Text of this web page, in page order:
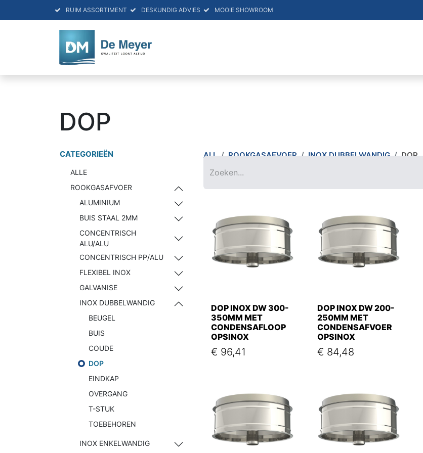
RUIM ASSORTIMENT DESKUNDIG ADVIES MOOIE SHOWROOM
DOP
CATEGORIEËN
ALLE
ROOKGASAFVOER
ALUMINIUM
BUIS STAAL 2MM
CONCENTRISCH
ALU/ALU
CONCENTRISCH PP/ALU
FLEXIBEL INOX
GALVANISE
INOX DUBBELWANDIG
BEUGEL
BUIS
COUDE
DOP
EINDKAP
OVERGANG
T-STUK
TOEBEHOREN
INOX ENKELWANDIG
ALL ROOKGASAFVOER INOX DUBBELWANDIG DOP
DOP INOX DW 300-
350MM MET
CONDENSAFLOOP
OPSINOX
€ 96,41
DOP INOX DW 200-
250MM MET
CONDENSAFVOER
OPSINOX
€ 84,48